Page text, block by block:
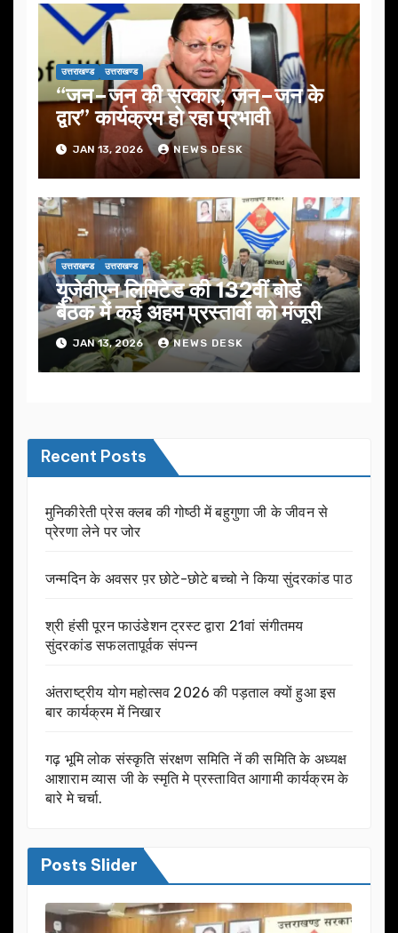
उत्तराखण्ड उत्तराखण्ड
“जन–जन की सरकार, जन–जन के
द्वार” कार्यक्रम हो रहा प्रभावी
JAN 13, 2026 NEWS DESK
उत्तराखण्ड उत्तराखण्ड
यूजेवीएन लिमिटेड की 132वीं बोर्ड
बैठक में कई अहम प्रस्तावों को मंजूरी
JAN 13, 2026 NEWS DESK
Recent Posts
मुनिकीरेती प्रेस क्लब की गोष्ठी में बहुगुणा जी के जीवन से
प्रेरणा लेने पर जोर
जन्मदिन के अवसर प़र छोटे-छोटे बच्चो ने किया सुंदरकांड पाठ
श्री हंसी पूरन फाउंडेशन ट्रस्ट द्वारा 21वां संगीतमय
सुंदरकांड सफलतापूर्वक संपन्न
अंतराष्ट्रीय योग महोत्सव 2026 की पड़ताल क्यों हुआ इस
बार कार्यक्रम में निखार
गढ़ भूमि लोक संस्कृति संरक्षण समिति नें की समिति के अध्यक्ष
आशाराम व्यास जी के स्मृति मे प्रस्तावित आगामी कार्यक्रम के
बारे मे चर्चा.
Posts Slider